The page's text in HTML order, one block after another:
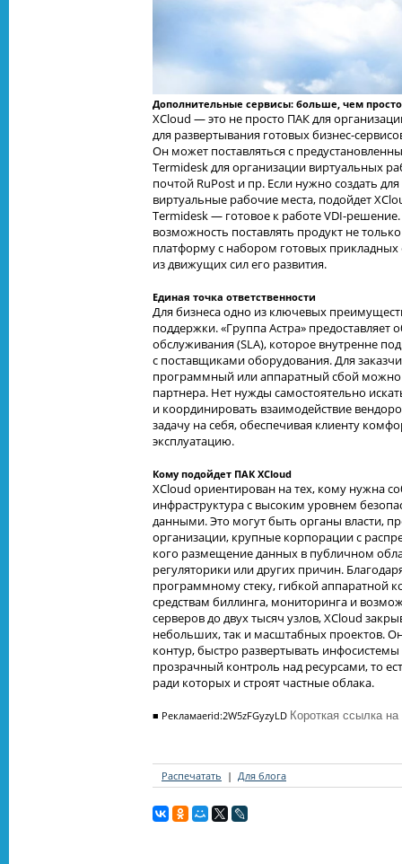
Дополнительные сервисы: больше, чем
XCloud — это не просто ПАК для
для развертывания готовых бизнес-
Он может поставляться с
Termidesk для организации виртуальных
почтой RuPost и пр. Если нужно создать
виртуальные рабочие места, подойдет
Termidesk — готовое к работе VDI-
возможность поставлять продукт не
платформу с набором готовых прикладных
из движущих сил его развития.
Единая точка ответственности
Для бизнеса одно из ключевых
поддержки. «Группа Астра»
обслуживания (SLA), которое внутренне
с поставщиками оборудования. Для
программный или аппаратный сбой можно
партнера. Нет нужды самостоятельно
и координировать взаимодействие
задачу на себя, обеспечивая клиенту
эксплуатацию.
Кому подойдет ПАК XCloud
XCloud ориентирован на тех, кому нужна
инфраструктура с высоким уровнем
данными. Это могут быть органы власти,
организации, крупные корпорации с
кого размещение данных в публичном
регуляторики или других причин.
программному стеку, гибкой аппаратной
средствам биллинга, мониторинга и
серверов до двух тысяч узлов, XCloud
небольших, так и масштабных проектов.
контур, быстро развертывать
прозрачный контроль над ресурсами, то
ради которых и строят частные облака.
■ Рекламаerid:2W5zFGyzyLD Короткая ссылка
Распечатать Для блога